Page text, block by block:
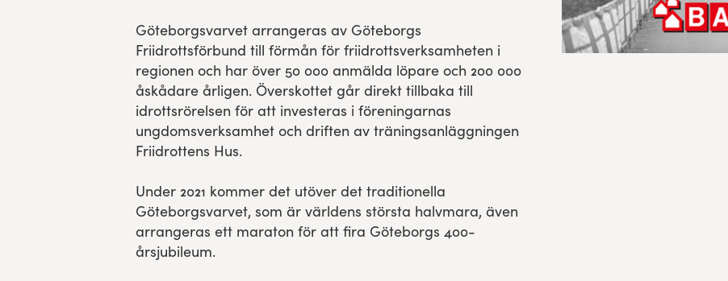
Göteborgsvarvet arrangeras av Göteborgs
Friidrottsförbund till förmån för friidrottsverksamheten i
regionen och har över 50 000 anmälda löpare och 200 000
åskådare årligen. Överskottet går direkt tillbaka till
idrottsrörelsen för att investeras i föreningarnas
ungdomsverksamhet och driften av träningsanläggningen
Friidrottens Hus.
Under 2021 kommer det utöver det traditionella
Göteborgsvarvet, som är världens största halvmara, även
arrangeras ett maraton för att fira Göteborgs 400-
årsjubileum.